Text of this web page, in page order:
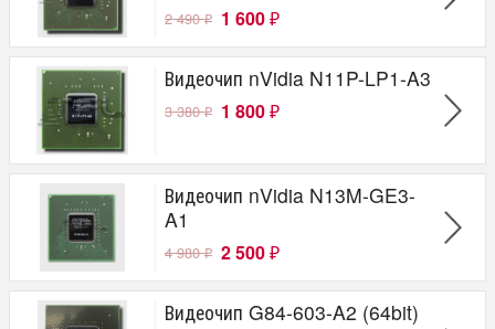
2 490₽ 1 600 ₽
Видеочип nVidia N11P-LP1-A3
3 380₽ 1 800 ₽
Видеочип nVidia N13M-GE3-
A1
4 980₽ 2 500 ₽
Видеочип G84-603-A2 (64bit)